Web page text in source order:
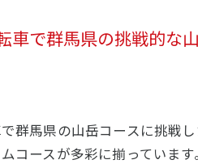
車で群馬県の挑戦的な
群馬県の山岳コースに挑戦
コースが多彩に揃っていま